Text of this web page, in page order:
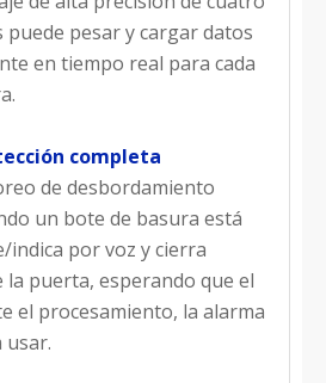
pesar y cargar datos
en tiempo real para cada
completa
de desbordamiento
un bote de basura está
indica por voz y cierra
puerta, esperando que el
el procesamiento, la alarma
usar.